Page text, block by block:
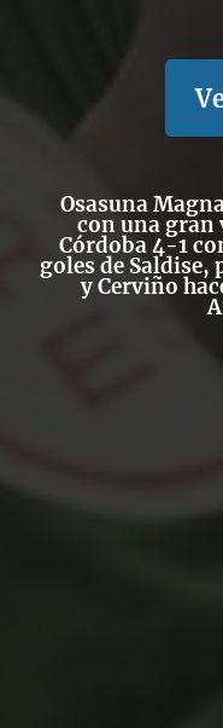
Osasuna
con una gran
Córdoba 4-1
goles de
y Cerviño